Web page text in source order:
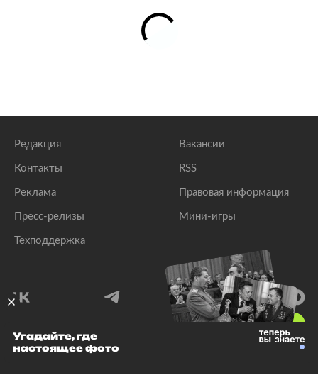
Редакция
Контакты
Реклама
Пресс-релизы
Техподдержка
Вакансии
RSS
Правовая информация
Мини-игры
© 1999–2026 Все права защищены.
Угадайте, где
настоящее фото